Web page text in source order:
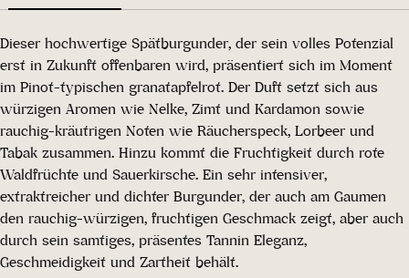
Dieser hochwertige Spätburgunder, der sein volles Potenzial
erst in Zukunft offenbaren wird, präsentiert sich im Moment
im Pinot-typischen granatapfelrot. Der Duft setzt sich aus
würzigen Aromen wie Nelke, Zimt und Kardamon sowie
rauchig-kräutrigen Noten wie Räucherspeck, Lorbeer und
Tabak zusammen. Hinzu kommt die Fruchtigkeit durch rote
Waldfrüchte und Sauerkirsche. Ein sehr intensiver,
extraktreicher und dichter Burgunder, der auch am Gaumen
den rauchig-würzigen, fruchtigen Geschmack zeigt, aber auch
durch sein samtiges, präsentes Tannin Eleganz,
Geschmeidigkeit und Zartheit behält.